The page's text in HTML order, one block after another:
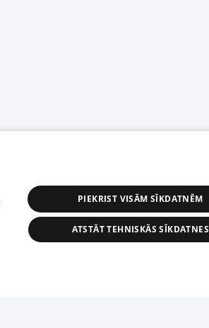
PIEKRIST VISĀM SĪKDATNĒM
ATSTĀT TEHNISKĀS SĪKDATNES